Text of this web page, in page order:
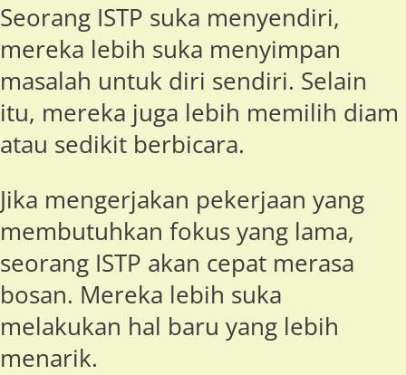
Seorang ISTP suka menyendiri,
mereka lebih suka menyimpan
masalah untuk diri sendiri. Selain
itu, mereka juga lebih memilih diam
atau sedikit berbicara.
Jika mengerjakan pekerjaan yang
membutuhkan fokus yang lama,
seorang ISTP akan cepat merasa
bosan. Mereka lebih suka
melakukan hal baru yang lebih
menarik.